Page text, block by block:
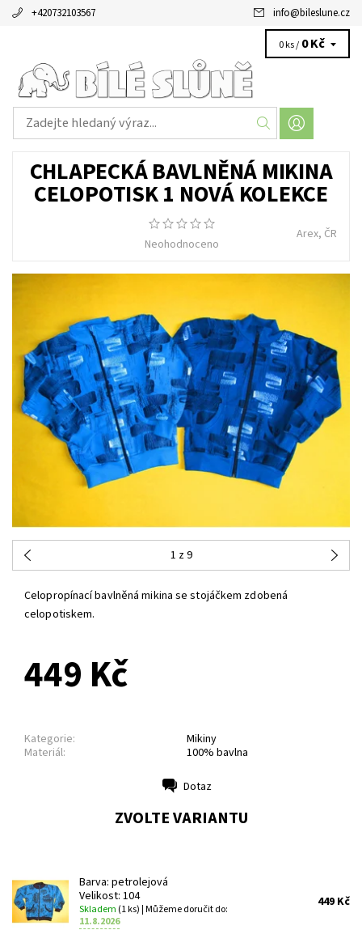
+420732103567 info@bileslune.cz
0 ks / 0 Kč
CHLAPECKÁ BAVLNĚNÁ MIKINA
CELOPOTISK 1 NOVÁ KOLEKCE
Neohodnoceno
Arex, ČR
1 z 9
Celopropínací bavlněná mikina se stojáčkem zdobená
celopotiskem.
449 Kč
Kategorie:
Mikiny
Materiál:
100% bavlna
Dotaz
ZVOLTE VARIANTU
Barva: petrolejová
Velikost: 104
Skladem (1 ks)| Můžeme doručit do:
11.8.2026
449 Kč